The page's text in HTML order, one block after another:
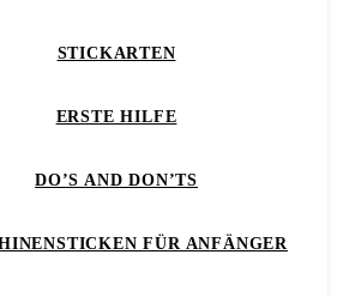
STICKARTEN
ERSTE HILFE
DO’S AND DON’TS
FÜR ANFÄNGER